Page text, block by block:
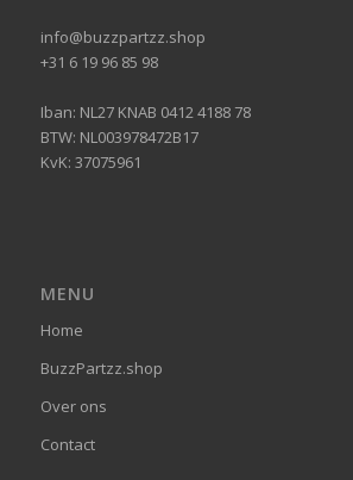
info@buzzpartzz.shop
+31 6 19 96 85 98
Iban: NL27 KNAB 0412 4188 78
BTW: NL003978472B17
KvK: 37075961
MENU
Home
BuzzPartzz.shop
Over ons
Contact